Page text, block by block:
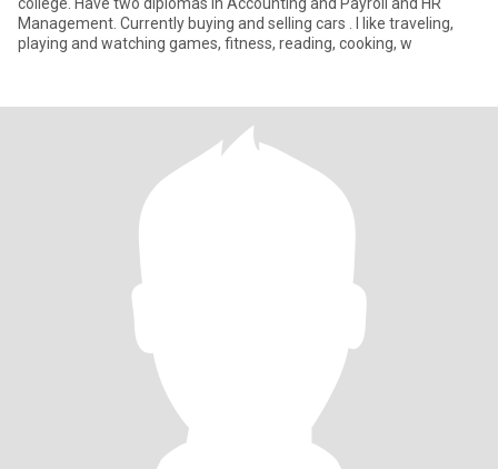
Management. Currently buying and selling cars . I like traveling,
playing and watching games, fitness, reading, cooking, w